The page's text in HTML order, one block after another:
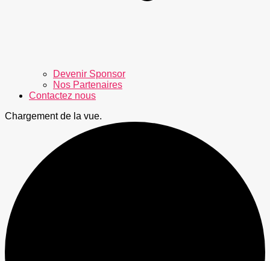
Devenir Sponsor
Nos Partenaires
Contactez nous
Chargement de la vue.